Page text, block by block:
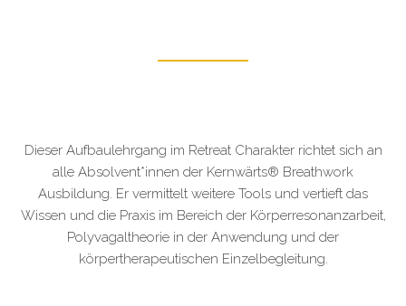
Dieser Aufbaulehrgang im Retreat Charakter richtet sich an
alle Absolvent*innen der Kernwärts® Breathwork
Ausbildung. Er vermittelt weitere Tools und vertieft das
Wissen und die Praxis im Bereich der Körperresonanzarbeit,
Polyvagaltheorie in der Anwendung und der
körpertherapeutischen Einzelbegleitung.